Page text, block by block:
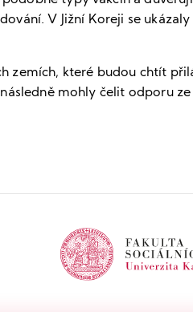
V Jižní Koreji se
zemích, které budou chtít
mohly čelit odporu